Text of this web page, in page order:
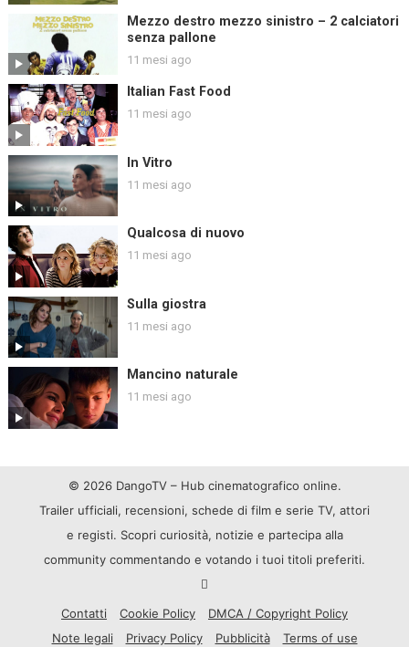
Mezzo destro mezzo sinistro – 2 calciatori
senza pallone
11 mesi ago
Italian Fast Food
11 mesi ago
In Vitro
11 mesi ago
Qualcosa di nuovo
11 mesi ago
Sulla giostra
11 mesi ago
Mancino naturale
11 mesi ago
© 2026 DangoTV – Hub cinematografico online.
Trailer ufficiali, recensioni, schede di film e serie TV, attori
e registi. Scopri curiosità, notizie e partecipa alla
community commentando e votando i tuoi titoli preferiti.
Contatti Cookie Policy
DMCA / Copyright Policy
Note legali
Privacy Policy Pubblicità Terms of use